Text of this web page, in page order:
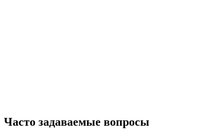
Часто задаваемые вопросы